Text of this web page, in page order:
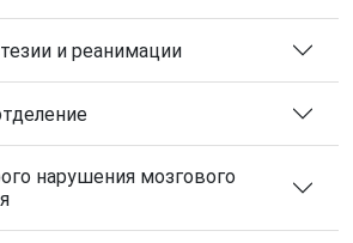
и реанимации
нарушения мозгового